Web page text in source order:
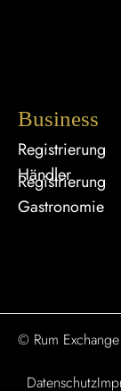
Business
Registrierung
Händler
Registrierung
Gastronomie
© Rum
Datenschutz